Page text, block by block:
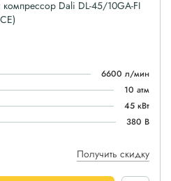
компрессор Dali DL-45/10GA-FI
6600 л/мин
10 атм
45 кВт
380 В
Получить скидку